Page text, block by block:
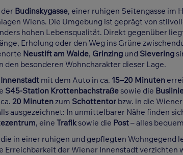
Budinskygasse, einer ruhigen Seitengasse im
Wiens. Die Umgebung ist geprägt von
hohen Lebensqualität. Direkt gegenüber
Erholung oder den Weg ins Grüne
Neustift am Walde, Grinzing und Sievering
besonderen Wohncharakter dieser Lage.
Innenstadt mit dem Auto in ca. 15–20 Minuten
S45-Station Krottenbachstraßesowie die
20 Minutenzum Schottentor bzw. in die
ausgezeichnet: In unmittelbarer Nähe finden
, eine Trafiksowie die Post– alles
in einer ruhigen und gepflegten Wohngegend
Erreichbarkeit der Wiener Innenstadt verzichten